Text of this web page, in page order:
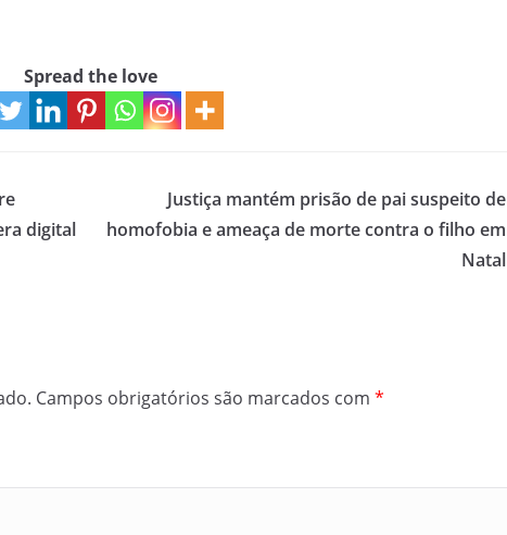
Spread the love
digital
Justiça mantém prisão de pai suspeito de
homofobia e ameaça de morte contra o filho em
Natal
Campos obrigatórios são marcados com *